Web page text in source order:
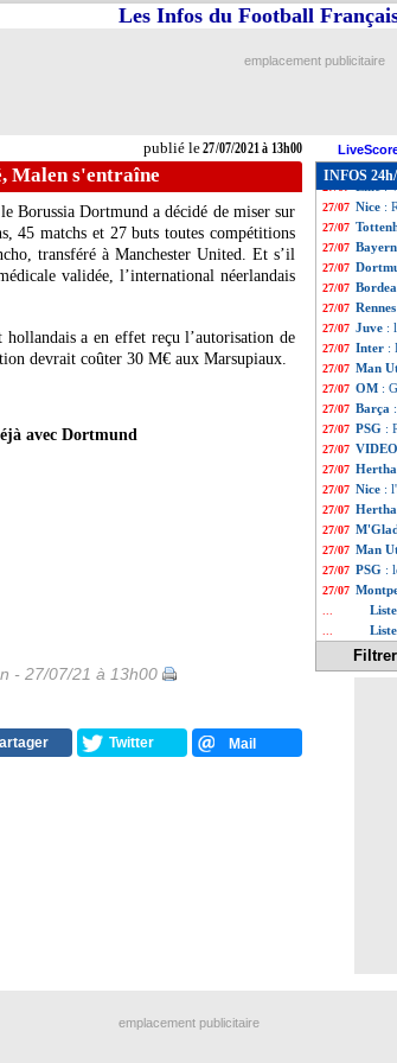
publié le27/07/2021 à 13h00
Les Infos du Football
emplacement publicitaire
Malen s'entraîne
Borussia Dortmund a décidé de miser sur
45 matchs et 27 buts toutes compétitions
transféré à Manchester United. Et s’il
validée, l’international néerlandais
a en effet reçu l’autorisation de
devrait coûter 30 M€ aux Marsupiaux.
avec Dortmund
- 27/07/21 à 13h00
Twitter Mail
INFOS
27/07
27/07 Juve:
27/07 Juve
27/07 Bastia
27/07 OM:
:
27/07 Nice :
27/07
27/07 Bayern
27/07
27/07
27/07 Rennes
27/07 Juve :
27/07 Inter :
27/07 Man
27/07 OM :
27/07 Barça
27/07 PSG :
27/07 VIDEO
27/07 Hertha
27/07 Nice :
27/07 Hertha
27/07
27/07 Man
27/07 PSG :
27/07
emplacement publicitaire